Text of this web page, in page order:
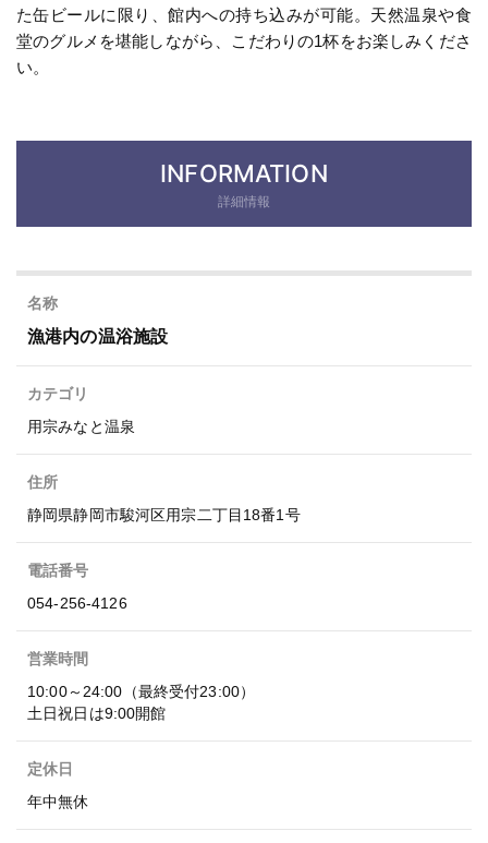
た缶ビールに限り、館内への持ち込みが可能。天然温泉や食
堂のグルメを堪能しながら、こだわりの1杯をお楽しみくださ
い。
INFORMATION
詳細情報
名称
漁港内の温浴施設
カテゴリ
用宗みなと温泉
住所
静岡県静岡市駿河区用宗二丁目18番1号
電話番号
054-256-4126
営業時間
10:00～24:00（最終受付23:00）
土日祝日は9:00開館
定休日
年中無休